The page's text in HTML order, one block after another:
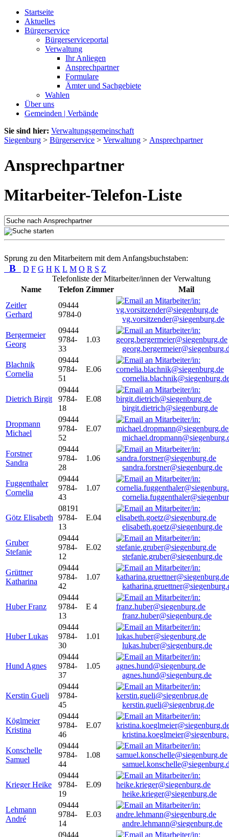
Startseite
Aktuelles
Bürgerservice
Bürgerserviceportal
Verwaltung
Ihr Anliegen
Ansprechpartner
Formulare
Ämter und Sachgebiete
Wahlen
Über uns
Gemeinden | Verbände
Sie sind hier: Verwaltungsgemeinschaft
Siegenburg > Bürgerservice > Verwaltung > Ansprechpartner
Ansprechpartner
Mitarbeiter-Telefon-Liste
Sprung zu den Mitarbeitern mit dem Anfangsbuchstaben:
B D F G H K L M O R S Z
Telefonliste der Mitarbeiter/innen der Verwaltung
Name
Telefon Zimmer
Mail
Zeitler
Gerhard
09444
9784-0
vg.vorsitzender@siegenburg.de
Bergermeier
Georg
09444
9784-
33
1.03
Blachnik
Cornelia
09444
9784-
51
E.06
Dietrich Birgit
09444
9784-
18
E.08
birgit.dietrich@siegenburg.de
Dropmann
Michael
09444
9784-
52
E.07
Forstner
Sandra
09444
9784-
28
1.06
sandra.forstner@siegenburg.de
Fuggenthaler
Cornelia
09444
9784-
43
1.07
Götz Elisabeth
08191
9784-
13
E.04
elisabeth.goetz@siegenburg.de
Gruber
Stefanie
09444
9784-
12
E.02
stefanie.gruber@siegenburg.de
Grüttner
Katharina
09444
9784-
42
1.07
Huber Franz
09444
9784-
13
E 4
franz.huber@siegenburg.de
Huber Lukas
09444
9784-
30
1.01
lukas.huber@siegenburg.de
Hund Agnes
09444
9784-
37
1.05
agnes.hund@siegenburg.de
Kerstin Gueli
09444
9784-
45
kerstin.gueli@siegenbrug.de
Köglmeier
Kristina
09444
9784-
46
E.07
Konschelle
Samuel
09444
9784-
44
1.08
Krieger Heike
09444
9784-
19
E.09
heike.krieger@siegenburg.de
Lehmann
André
09444
9784-
14
E.03
andre.lehmann@siegenburg.de
09444